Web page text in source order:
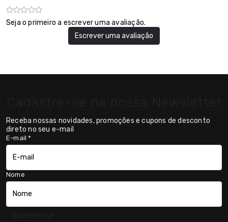
Seja o primeiro a escrever uma avaliação.
Escrever uma avaliação
Cadastre-se na nossa Newsletter
Receba nossas novidades, promoções e cupons de desconto
direto no seu e-mail
E-mail*
Nome